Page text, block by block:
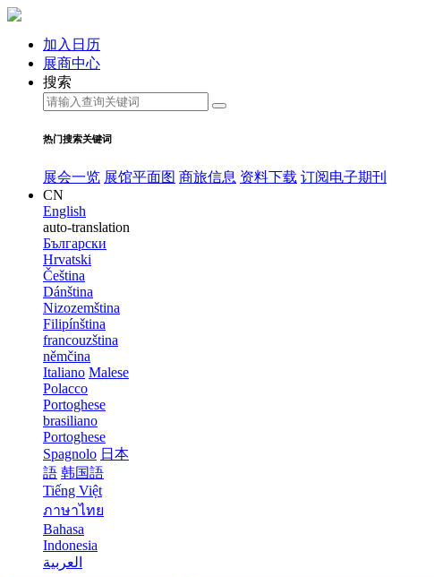
加入日历
展商中心
搜索
热门搜索关键词
展会一览 展馆平面图 商旅信息 资料下载 订阅电子期刊
CN
English
auto-translation
Български
Hrvatski
Čeština
Dánština
Nizozemština
Filipínština
francouzština
němčina
Italiano Malese
Polacco
Portoghese
brasiliano
Portoghese
Spagnolo 日本
語 韩国語
Tiếng Việt
ภาษาไทย
Bahasa
Indonesia
العربية